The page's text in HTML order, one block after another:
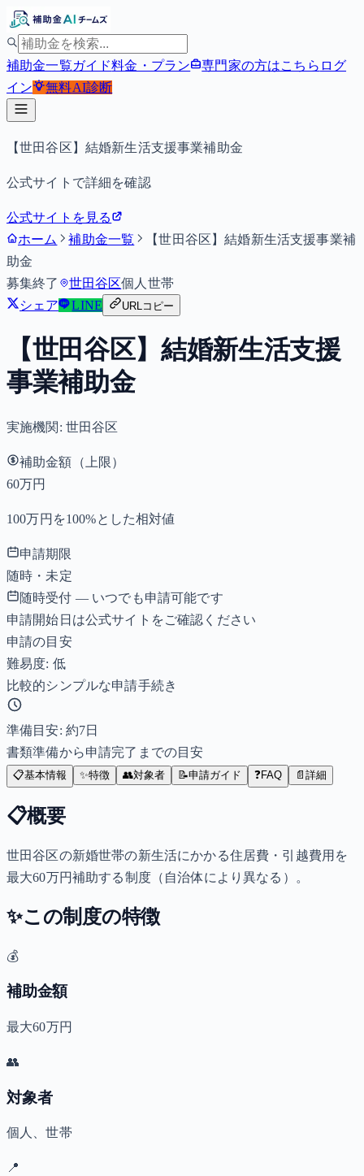
補助金一覧ガイド料金・プラン 専門家の方はこちら ログ
イン
無料AI診断
【世田谷区】結婚新生活支援事業補助金
公式サイトで詳細を確認
公式サイトを見る
ホーム
補助金一覧
【世田谷区】結婚新生活支援事業補
助金
募集終了
世田谷区個人 世帯
シェア
LINE URLコピー
【世田谷区】結婚新生活支援
事業補助金
実施機関: 世田谷区
補助金額（上限）
60万円
100万円を100%とした相対値
申請期限
随時・未定
随時受付 — いつでも申請可能です
申請開始日は公式サイトをご確認ください
申請の目安
難易度: 低
比較的シンプルな申請手続き
準備目安: 約7日
書類準備から申請完了までの目安
📋基本情報 ✨特徴 👥対象者 📝申請ガイド ❓FAQ 📄 詳細
📋概要
世田谷区の新婚世帯の新生活にかかる住居費・引越費用を
最大60万円補助する制度（自治体により異なる）。
✨この制度の特徴
💰
補助金額
最大60万円
👥
対象者
個人、世帯
📍